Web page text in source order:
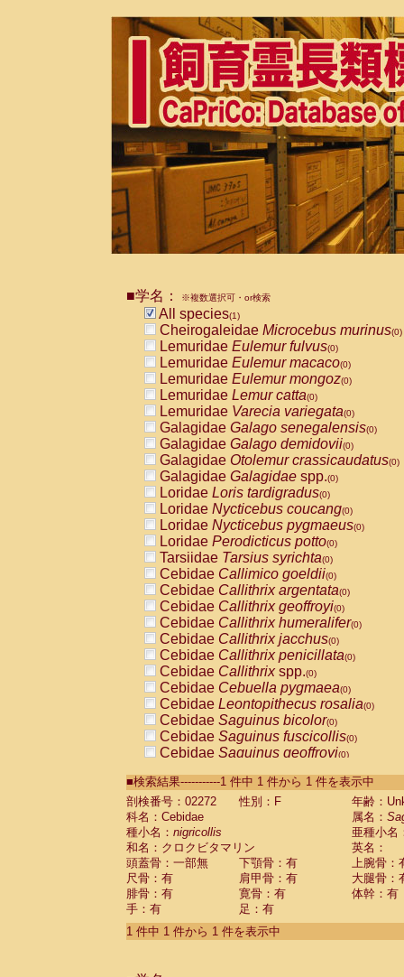
■学名： ※複数選択可・or検索
All species(1)
Cheirogaleidae Microcebus murinus(0)
Lemuridae Eulemur fulvus(0)
Lemuridae Eulemur macaco(0)
Lemuridae Eulemur mongoz(0)
Lemuridae Lemur catta(0)
Lemuridae Varecia variegata(0)
Galagidae Galago senegalensis(0)
Galagidae Galago demidovii(0)
Galagidae Otolemur crassicaudatus(0)
Galagidae Galagidae spp.(0)
Loridae Loris tardigradus(0)
Loridae Nycticebus coucang(0)
Loridae Nycticebus pygmaeus(0)
Loridae Perodicticus potto(0)
Tarsiidae Tarsius syrichta(0)
Cebidae Callimico goeldii(0)
Cebidae Callithrix argentata(0)
Cebidae Callithrix geoffroyi(0)
Cebidae Callithrix humeralifer(0)
Cebidae Callithrix jacchus(0)
Cebidae Callithrix penicillata(0)
Cebidae Callithrixspp.(0)
Cebidae Cebuella pygmaea(0)
Cebidae Leontopithecus rosalia(0)
Cebidae Saguinus bicolor(0)
Cebidae Saguinus fuscicollis(0)
Cebidae Saguinus geoffroyi(0)
CebidaeSaguinus labiatus(0)
Cebidae Saguinus leucopus (0)
Cebidae
CebidaeSaguinus mystax
CebidaeSaguinus nigricollis (1)
Cebidae Saguinus oedipus
Cebidae Saguinus weddelli
Cebidae Saguinusspp.
Cebidae Aotus trivirgatus
Cebidae Cebus albifrons
■検索結果-----------1 件中 1 件から 1 件を表示中
剖検番号：02272
性別：F
年齢：
科名：Cebidae
属名：
種小名： nigricollis
亜種小名
和名：クロクビタマリン
英名：
頭蓋骨：一部無
下顎骨：有
上腕骨：
尺骨：有
肩甲骨：有
大腿骨：
腓骨：有
寛骨：有
体幹：有
手：有
足：有
1 件中 1 件から 1 件を表示中